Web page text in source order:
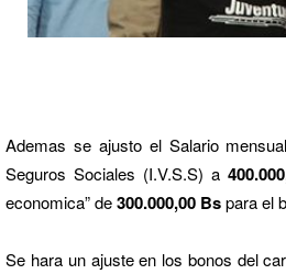
Ademas se ajusto el Salario
Seguros Sociales (I.V.S.S) a
economica” de300.000,00 Bspara el
Se hara un ajuste en los bonos del